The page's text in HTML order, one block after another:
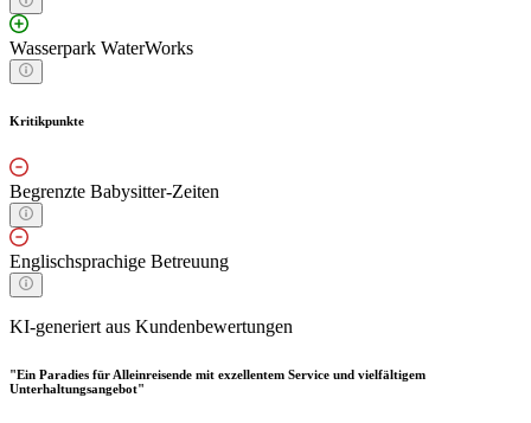
Wasserpark WaterWorks
Kritikpunkte
Begrenzte Babysitter-Zeiten
Englischsprachige Betreuung
KI-generiert aus Kundenbewertungen
"Ein Paradies für Alleinreisende mit exzellentem Service und vielfältigem
Unterhaltungsangebot"